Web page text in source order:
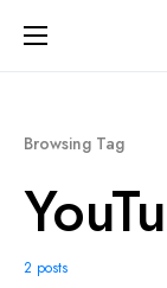
Browsing Tag
2 posts